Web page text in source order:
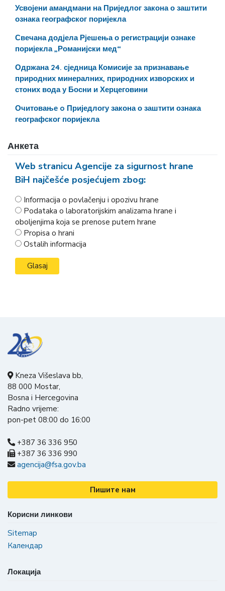
Усвојени амандмани на Приједлог закона о заштити
ознака географског поријекла
Свечана додјела Рјешења о регистрацији ознаке
поријекла „Романијски мед“
Одржана 24. сједница Комисије за признавање
природних минералних, природних изворских и
стоних вода у Босни и Херцеговини
Очитовање o Приједлогу закона о заштити ознака
географског поријекла
Анкета
Web stranicu Agencije za sigurnost hrane
BiH najčešće posjećujem zbog:
Informacija o povlačenju i opozivu hrane
Podataka o laboratorijskim analizama hrane i
oboljenjima koja se prenose putem hrane
Propisa o hrani
Ostalih informacija
Kneza Višeslava bb,
88 000 Mostar,
Bosna i Hercegovina
Radno vrijeme:
pon-pet 08:00 do 16:00
+387 36 336 950
+387 36 336 990
agencija@fsa.gov.ba
Пишите нам
Корисни линкови
Sitemap
Календар
Локација